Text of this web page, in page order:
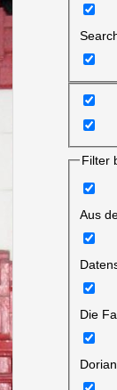
Filter
Aus
Die